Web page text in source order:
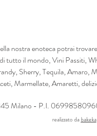
nostra enoteca potrai
tutto il mondo, Vini Passiti,
Sherry, Tequila, Amaro,
Marmellate, Amaretti,
Milano - P.I.
realizzato da bakeka